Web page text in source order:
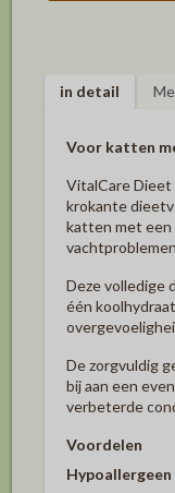
in detail
Voor katten
VitalCare Dieet
krokante
katten met een
Deze volledige
één
De zorgvuldig
bij aan een
verbeterde
Voordelen
Hypoallergeen